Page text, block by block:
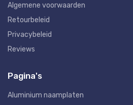
Algemene voorwaarden
Retourbeleid
Privacybeleid
Reviews
Pagina's
Aluminium naamplaten